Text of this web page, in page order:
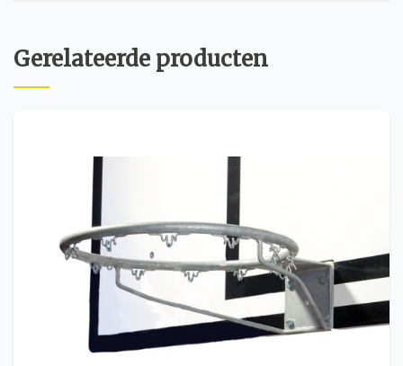
Gerelateerde producten